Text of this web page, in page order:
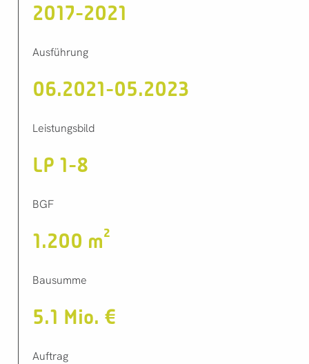
2017-2021
Ausführung
06.2021-05.2023
Leistungsbild
LP 1-8
BGF
1.200 m²
Bausumme
5.1 Mio. €
Auftrag